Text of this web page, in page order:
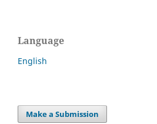
Language
English
Make a Submission